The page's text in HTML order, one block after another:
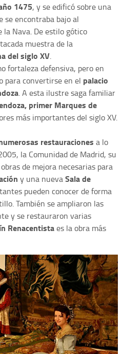
1475, y se edificó sobre una
encontraba bajo al
la Nava. De estilo gótico
muestra de la
del siglo XV.
fortaleza defensiva, pero en
para convertirse en el palacio
a. A esta ilustre saga familiar
primer Marques de
más importantes del siglo XV.
restauraciones a lo
la Comunidad de Madrid, su
de mejora necesarias para
y una nuevaSala de
pueden conocer de forma
También se ampliaron las
y se restauraron varias
Renacentistaes la obra más